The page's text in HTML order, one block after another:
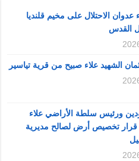
عدوان الاحتلال على مخيم قلنديا
القدس
الشهيد علاء صبيح من قرية تياسير
ورئيس سلطة الأراضي علاء
قرار تخصيص أرض لصالح مديرية